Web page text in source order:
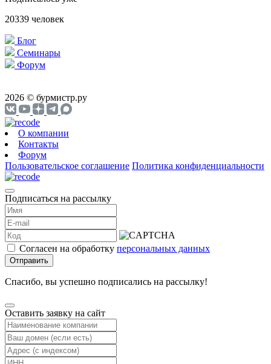
20339 человек
Блог
Cеминары
Форум
2026 © бурмистр.ру
О компании
Контакты
Форум
Пользовательское соглашение Политика конфиденциальности
Подписаться на рассылку
Согласен на обработку персональных данных
Отправить
Спасибо, вы успешно подписались на рассылку!
Оставить заявку на сайт